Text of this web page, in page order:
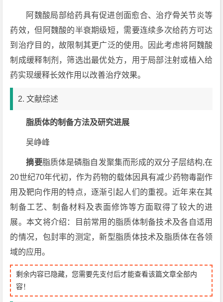
阿魏酸局部给药具有促进创面愈合、治疗骨关节炎等
药效，但阿魏酸的半衰期级短，需要连续多次给药方可达
到治疗目的，故限制其更广泛的使用。因此考虑将阿魏酸
制成缓释制剂，筛选出最优处方，用于局部注射或植入给
药实现缓释长效作用以改善治疗效果。
2. 文献综述
脂质体的制备方法及研究进展
吴峥峰
摘要脂质体是磷脂自发聚集而形成的双分子层结构,在
20世纪70年代初，作为药物的载体因具有减少药物毒副作
用及靶向作用的特点，逐渐引起人们的重视。近年来在其
制备工艺、制备材料及表面修饰等方面取得了较大的进
展。本文将介绍：目前常用的脂质体制备技术及各自适用
的情况，包封率的测定，新型脂质体技术及脂质体在各领
域的应用。
剩余内容已隐藏，您需要先支付后才能查看该篇文章全部内
容！